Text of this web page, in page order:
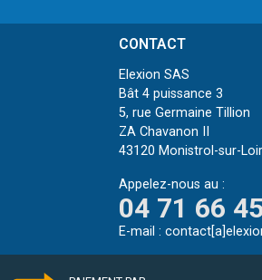
CONTACT
Elexion SAS
Bât 4 puissance 3
5, rue Germaine Tillion
ZA Chavanon II
43120 Monistrol-sur-
Appelez-nous au :
04 71 66
E-mail :